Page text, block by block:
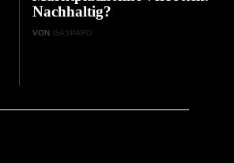
Nachhaltig?
VON GASPARD